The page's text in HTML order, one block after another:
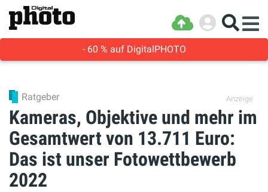
- 60 % auf DigitalPHOTO
Anzeige
Ratgeber
Kameras, Objektive und mehr im
Gesamtwert von 13.711 Euro:
Das ist unser Fotowettbewerb
2022